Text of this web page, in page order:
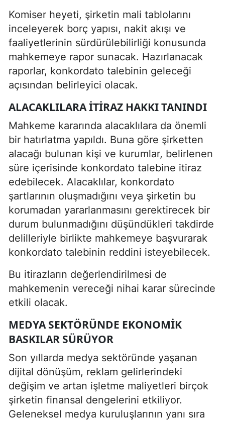
Komiser heyeti, şirketin mali tablolarını
inceleyerek borç yapısı, nakit akışı ve
faaliyetlerinin sürdürülebilirliği konusunda
mahkemeye rapor sunacak. Hazırlanacak
raporlar, konkordato talebinin geleceği
açısından belirleyici olacak.
ALACAKLILARA ITIRAZ HAKKI TANINDI
Mahkeme kararında alacaklılara da önemli
bir hatırlatma yapıldı. Buna göre şirketten
alacağı bulunan kişi ve kurumlar, belirlenen
süre içerisinde konkordato talebine itiraz
edebilecek. Alacaklılar, konkordato
şartlarının oluşmadığını veya şirketin bu
korumadan yararlanmasını gerektirecek bir
durum bulunmadığını düşündükleri takdirde
delilleriyle birlikte mahkemeye başvurarak
konkordato talebinin reddini isteyebilecek.
Bu itirazların değerlendirilmesi de
mahkemenin vereceği nihai karar sürecinde
etkili olacak.
MEDYA SEKTÖRÜNDE EKONOMIK
BASKILAR SÜRÜYOR
Son yıllarda medya sektöründe yaşanan
dijital dönüşüm, reklam gelirlerindeki
değişim ve artan işletme maliyetleri birçok
şirketin finansal dengelerini etkiliyor.
Geleneksel medya kuruluşlarının yanı sıra